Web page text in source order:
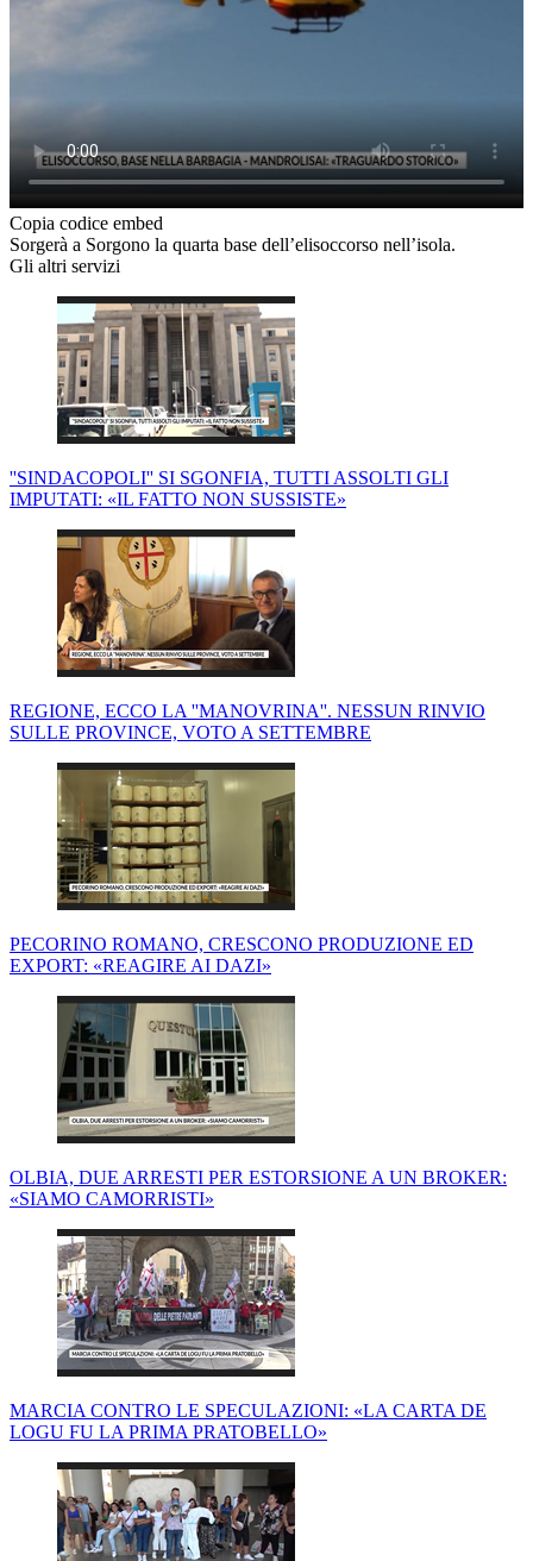
Copia codice embed
Sorgerà a Sorgono la quarta base dell’elisoccorso nell’isola.
Gli altri servizi
''SINDACOPOLI'' SI SGONFIA, TUTTI ASSOLTI GLI
IMPUTATI: «IL FATTO NON SUSSISTE»
REGIONE, ECCO LA ''MANOVRINA''. NESSUN RINVIO
SULLE PROVINCE, VOTO A SETTEMBRE
PECORINO ROMANO, CRESCONO PRODUZIONE ED
EXPORT: «REAGIRE AI DAZI»
OLBIA, DUE ARRESTI PER ESTORSIONE A UN BROKER:
«SIAMO CAMORRISTI»
MARCIA CONTRO LE SPECULAZIONI: «LA CARTA DE
LOGU FU LA PRIMA PRATOBELLO»